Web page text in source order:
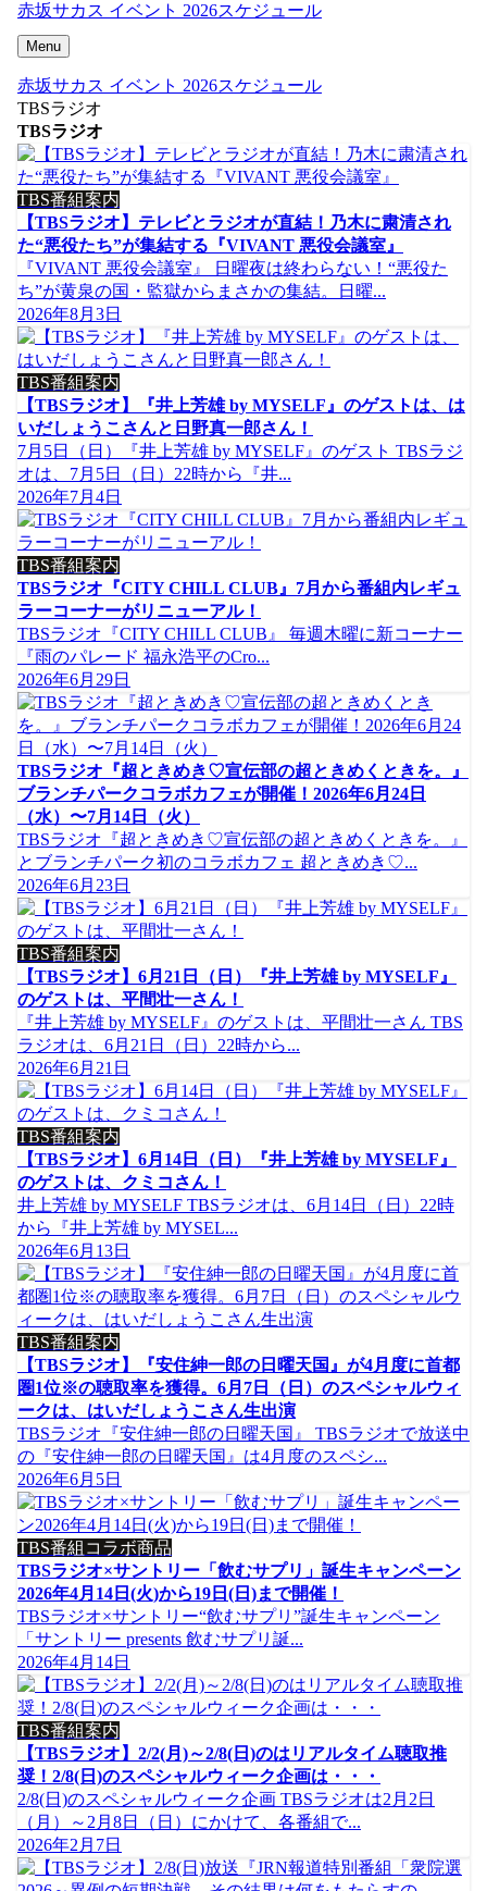
赤坂サカス イベント 2026スケジュール
Menu
赤坂サカス イベント 2026スケジュール
TBSラジオ
TBSラジオ
TBS番組案内
【TBSラジオ】テレビとラジオが直結！乃木に粛清され
た“悪役たち”が集結する『VIVANT 悪役会議室』
『VIVANT 悪役会議室』 日曜夜は終わらない！“悪役た
ち”が黄泉の国・監獄からまさかの集結。日曜...
2026年8月3日
TBS番組案内
【TBSラジオ】『井上芳雄 by MYSELF』のゲストは、は
いだしょうこさんと日野真一郎さん！
7月5日（日）『井上芳雄 by MYSELF』のゲスト TBSラジ
オは、7月5日（日）22時から『井...
2026年7月4日
TBS番組案内
TBSラジオ『CITY CHILL CLUB』7月から番組内レギュ
ラーコーナーがリニューアル！
TBSラジオ『CITY CHILL CLUB』 毎週木曜に新コーナー
『雨のパレード 福永浩平のCro...
2026年6月29日
TBSラジオ『超ときめき♡宣伝部の超ときめくときを。』
ブランチパークコラボカフェが開催！2026年6月24日
（水）〜7月14日（火）
TBSラジオ『超ときめき♡宣伝部の超ときめくときを。』
とブランチパーク初のコラボカフェ 超ときめき♡...
2026年6月23日
TBS番組案内
【TBSラジオ】6月21日（日）『井上芳雄 by MYSELF』
のゲストは、平間壮一さん！
『井上芳雄 by MYSELF』のゲストは、平間壮一さん TBS
ラジオは、6月21日（日）22時から...
2026年6月21日
TBS番組案内
【TBSラジオ】6月14日（日）『井上芳雄 by MYSELF』
のゲストは、クミコさん！
井上芳雄 by MYSELF TBSラジオは、6月14日（日）22時
から『井上芳雄 by MYSEL...
2026年6月13日
TBS番組案内
【TBSラジオ】『安住紳一郎の日曜天国』が4月度に首都
圏1位※の聴取率を獲得。6月7日（日）のスペシャルウィ
ークは、はいだしょうこさん生出演
TBSラジオ『安住紳一郎の日曜天国』 TBSラジオで放送中
の『安住紳一郎の日曜天国』は4月度のスペシ...
2026年6月5日
TBS番組コラボ商品
TBSラジオ×サントリー「飲むサプリ」誕生キャンペーン
2026年4月14日(火)から19日(日)まで開催！
TBSラジオ×サントリー“飲むサプリ”誕生キャンペーン
「サントリー presents 飲むサプリ誕...
2026年4月14日
TBS番組案内
【TBSラジオ】2/2(月)～2/8(日)のはリアルタイム聴取推
奨！2/8(日)のスペシャルウィーク企画は・・・
2/8(日)のスペシャルウィーク企画 TBSラジオは2月2日
（月）～2月8日（日）にかけて、各番組で...
2026年2月7日